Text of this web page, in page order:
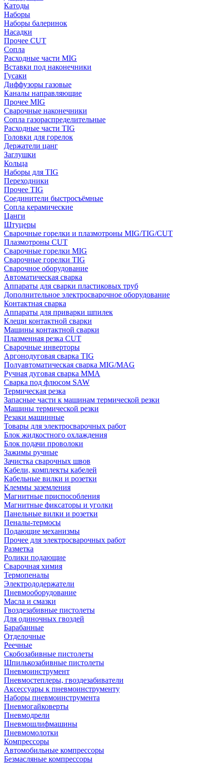
Катоды
Наборы
Наборы балеринок
Насадки
Прочее CUT
Сопла
Расходные части MIG
Вставки под наконечники
Гусаки
Диффузоры газовые
Каналы направляющие
Прочее MIG
Сварочные наконечники
Сопла газораспределительные
Расходные части TIG
Головки для горелок
Держатели цанг
Заглушки
Кольца
Наборы для TIG
Переходники
Прочее TIG
Соединители быстросъёмные
Сопла керамические
Цанги
Штуцеры
Сварочные горелки и плазмотроны MIG/TIG/CUT
Плазмотроны CUT
Сварочные горелки MIG
Сварочные горелки TIG
Сварочное оборудование
Автоматическая сварка
Аппараты для сварки пластиковых труб
Дополнительное электросварочное оборудование
Контактная сварка
Аппараты для приварки шпилек
Клещи контактной сварки
Машины контактной сварки
Плазменная резка CUT
Сварочные инверторы
Аргонодуговая сварка TIG
Полуавтоматическая сварка MIG/MAG
Ручная дуговая сварка MMA
Сварка под флюсом SAW
Термическая резка
Запасные части к машинам термической резки
Машины термической резки
Резаки машинные
Товары для электросварочных работ
Блок жидкостного охлаждения
Блок подачи проволоки
Зажимы ручные
Зачистка сварочных швов
Кабели, комплекты кабелей
Кабельные вилки и розетки
Клеммы заземления
Магнитные приспособления
Магнитные фиксаторы и уголки
Панельные вилки и розетки
Пеналы-термосы
Подающие механизмы
Прочее для электросварочных работ
Разметка
Ролики подающие
Сварочная химия
Термопеналы
Электрододержатели
Пневмооборудование
Масла и смазки
Гвоздезабивные пистолеты
Для одиночных гвоздей
Барабанные
Отделочные
Реечные
Скобозабивные пистолеты
Шпилькозабивные пистолеты
Пневмоинструмент
Пневмостеплеры, гвоздезабиватели
Аксессуары к пневмоинструменту
Наборы пневмоинструмента
Пневмогайковерты
Пневмодрели
Пневмошлифмашины
Пневмомолотки
Компрессоры
Автомобильные компрессоры
Безмасляные компрессоры